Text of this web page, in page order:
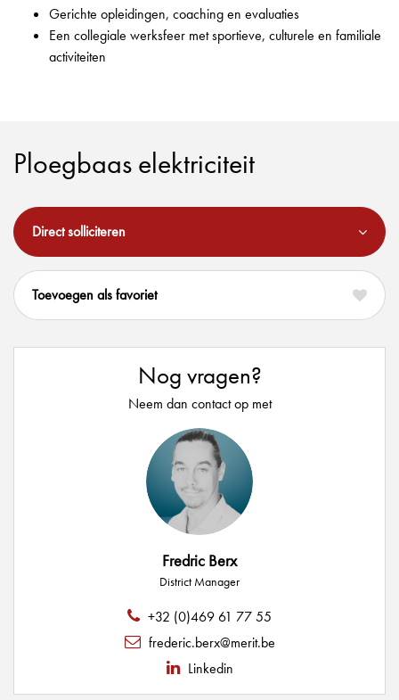
Gerichte opleidingen, coaching en evaluaties
Een collegiale werksfeer met sportieve, culturele en familiale
activiteiten
Ploegbaas elektriciteit
Direct solliciteren
favoriet
Nog vragen?
Neem dan contact op met
Fredric Berx
District Manager
+32 (0)469 61 77 55
frederic.berx@merit.be
Linkedin